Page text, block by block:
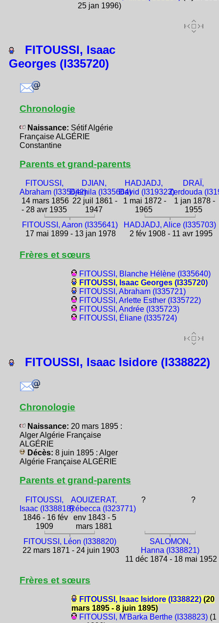
25 jan 1996)
FITOUSSI, Isaac
Georges (I335720)
Chronologie
Naissance: Sétif Algérie
Française ALGÉRIE
Constantine
Parents et grand-parents
FITOUSSI,
Abraham (I335642)
14 mars 1856
- 28 avr 1935
DJIAN,
Djemila (I335664)
22 juil 1861 -
1947
HADJADJ,
David (I319323)
1 mai 1872 -
1965
DRAÏ,
Zerdouda
1 jan 1878 -
1955
FITOUSSI, Aaron (I335641)
17 mai 1899 - 13 jan 1978
HADJADJ, Alice (I335703)
2 fév 1908 - 11 avr 1995
Frères et sœurs
FITOUSSI, Blanche Hélène (I335640)
FITOUSSI, Isaac Georges (I335720)
FITOUSSI, Abraham (I335721)
FITOUSSI, Arlette Esther (I335722)
FITOUSSI, Andrée (I335723)
FITOUSSI, Éliane (I335724)
FITOUSSI, Isaac Isidore (I338822)
Chronologie
Naissance: 20 mars 1895 :
Alger Algérie Française
ALGÉRIE
Décès: 8 juin 1895 : Alger
Algérie Française ALGÉRIE
Parents et grand-parents
FITOUSSI,
Isaac (I338818)
1846 - 16 fév
1909
AOUIZERAT,
Rébecca (I323771)
env 1843 - 5
mars 1881
? ?
FITOUSSI, Léon (I338820)
22 mars 1871 - 24 juin 1903
SALOMON,
Hanna (I338821)
11 déc 1874 - 18 mai 1952
Frères et sœurs
FITOUSSI, Isaac Isidore (I338822)(20
mars 1895 - 8 juin 1895)
FITOUSSI, M'Barka Berthe (I338823)(1